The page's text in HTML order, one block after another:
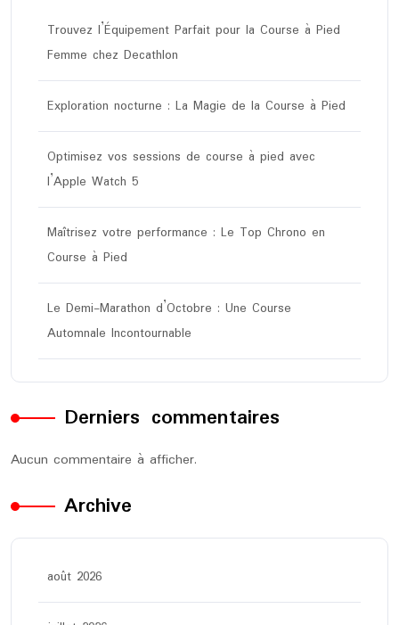
Trouvez l’Équipement Parfait pour la Course à Pied
Femme chez Decathlon
Exploration nocturne : La Magie de la Course à Pied
Optimisez vos sessions de course à pied avec
l’Apple Watch 5
Maîtrisez votre performance : Le Top Chrono en
Course à Pied
Le Demi-Marathon d’Octobre : Une Course
Automnale Incontournable
Derniers commentaires
Aucun commentaire à afficher.
Archive
août 2026